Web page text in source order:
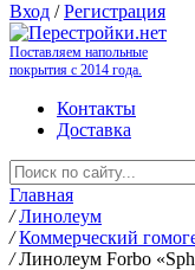
Вход /Регистрация
Поставляем напольные
покрытия с 2014 года.
Контакты
Доставка
Главная
/ Линолеум
/ Коммерческий
/ Линолеум Forbo